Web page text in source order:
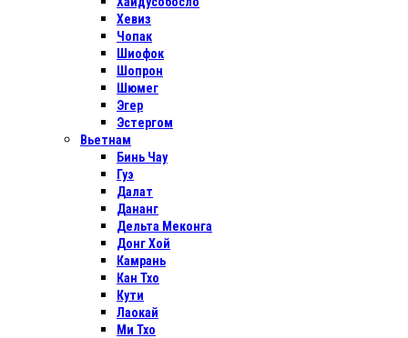
Хевиз
Чопак
Шиофок
Шопрон
Шюмег
Эгер
Эстергом
Вьетнам
Бинь Чау
Гуэ
Далат
Дананг
Дельта Меконга
Донг Хой
Камрань
Кан Тхо
Кути
Лаокай
Ми Тхо